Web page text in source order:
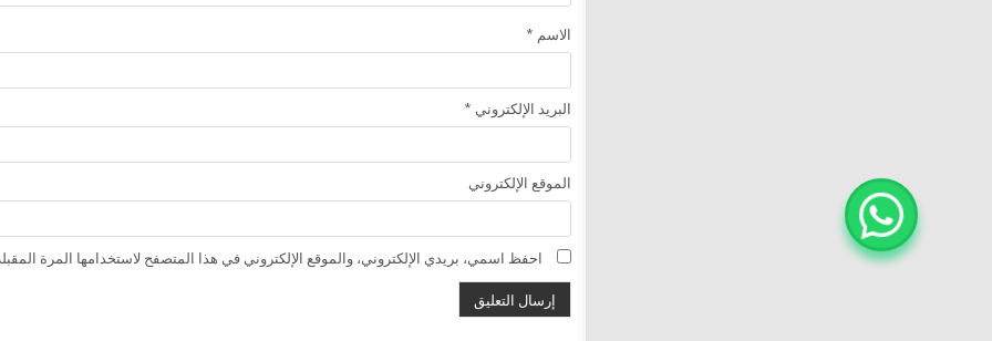
الاسم *
البريد الإلكتروني *
الموقع الإلكتروني
احفظ اسمي، بريدي الإلكتروني، والموقع الإلكتروني في هذا المتصفح لاستخدامها المرة